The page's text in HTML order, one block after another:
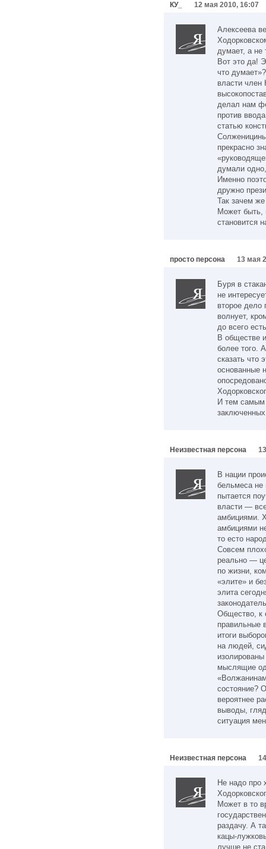
КУ_ 12 мая 2010, 16:07
Алексеева
думает, а не
Вот это да!
что
власти
делал нам
против
статью
прекрасно
думали
Именно
дружно
Так зачем же
Может
становится
просто персона 13 мая
Буря в
не
второе дело
волнует,
до всего
В обществе
более того.
сказать что
основанные
И тем самым
заключенных
Неизвестная персона
В нации
бельмеса не
пытается
власти —
амбициями.
амбициями
то есто
Совсем
реально —
по жизни,
«элите» и
элита
Общество, к
правильные
итоги
на людей,
мыслящие
состояние?
вероятнее
выводы,
ситуация
Неизвестная персона
Не надо про
Может в то
раздачу. А
кацы-
лучше не